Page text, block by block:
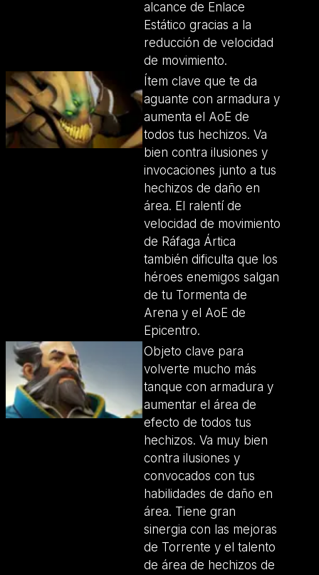
alcance de Enlace
Estático gracias a la
reducción de velocidad
de movimiento.
Ítem clave que te da
aguante con armadura y
aumenta el AoE de
todos tus hechizos. Va
bien contra ilusiones y
invocaciones junto a tus
hechizos de daño en
área. El ralentí de
velocidad de movimiento
de Ráfaga Ártica
también dificulta que los
héroes enemigos salgan
de tu Tormenta de
Arena y el AoE de
Epicentro.
Objeto clave para
volverte mucho más
tanque con armadura y
aumentar el área de
efecto de todos tus
hechizos. Va muy bien
contra ilusiones y
convocados con tus
habilidades de daño en
área. Tiene gran
sinergia con las mejoras
de Torrente y el talento
de área de hechizos de